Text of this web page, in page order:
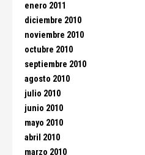
enero 2011
diciembre 2010
noviembre 2010
octubre 2010
septiembre 2010
agosto 2010
julio 2010
junio 2010
mayo 2010
abril 2010
marzo 2010